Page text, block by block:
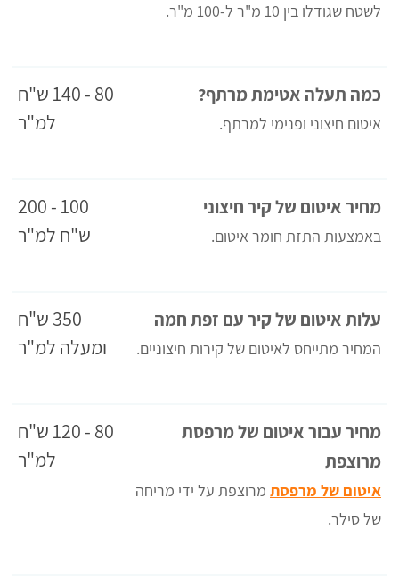
לשטח שגודלו בין 10 מ"ר ל-100 מ"ר.
כמה תעלה אטימת מרתף?
איטום חיצוני ופנימי למרתף.
80 - 140 ש"ח
למ"ר
מחיר איטום של קיר חיצוני
באמצעות התזת חומר איטום.
100 - 200
ש"ח למ"ר
עלות איטום של קיר עם זפת חמה
המחיר מתייחס לאיטום של קירות חיצוניים.
350 ש"ח
ומעלה למ"ר
מחיר עבור איטום של מרפסת
מרוצפת
איטום של מרפסת מרוצפת על ידי מריחה
של סילר.
80 - 120 ש"ח
למ"ר